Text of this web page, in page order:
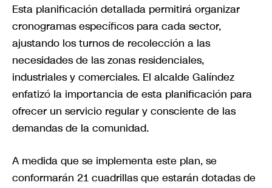
Esta planificación detallada permitirá organizar
cronogramas específicos para cada sector,
ajustando los turnos de recolección a las
necesidades de las zonas residenciales,
industriales y comerciales. El alcalde Galíndez
enfatizó la importancia de esta planificación para
ofrecer un servicio regular y consciente de las
demandas de la comunidad.
A medida que se implementa este plan, se
conformarán 21 cuadrillas que estarán dotadas de